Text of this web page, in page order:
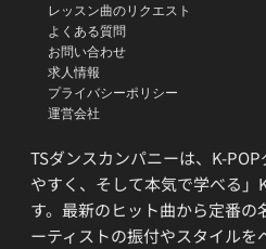
TSダンスカンパニーは、K-
やすく、そして本気で学べる」
す。最新のヒット曲から定番の
ーティストの振付やスタイル
レッスン曲のリクエスト
よくある質問
お問い合わせ
求人情報
プライバシーポリシー
運営会社